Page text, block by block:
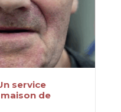
service
de